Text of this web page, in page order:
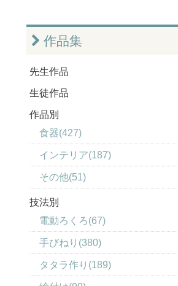
作品集
先生作品
生徒作品
作品別
食器(427)
インテリア(187)
その他(51)
技法別
電動ろくろ(67)
手びねり(380)
タタラ作り(189)